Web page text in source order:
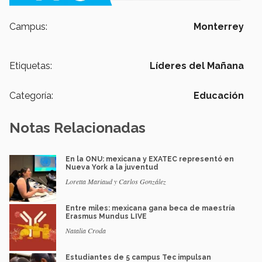
Campus: Monterrey
Etiquetas: Líderes del Mañana
Categoría: Educación
Notas Relacionadas
En la ONU: mexicana y EXATEC representó en
Nueva York a la juventud
Loretta Mariaud y Carlos González
Entre miles: mexicana gana beca de maestría
Erasmus Mundus LIVE
Natalia Croda
Estudiantes de 5 campus Tec impulsan